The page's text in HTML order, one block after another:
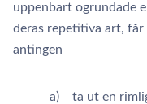
uppenbart ogrundade
deras repetitiva art, får
antingen
a) ta ut en